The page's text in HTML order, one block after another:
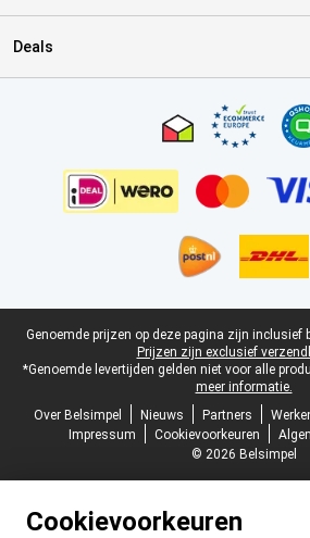
Deals
Juridische voettekst
Genoemde prijzen op deze pagina zijn inclusief
Prijzen zijn exclusief
*Genoemde levertijden gelden niet voor alle
meer informatie.
Over Belsimpel
Nieuws Partners
Impressum
Cookievoorkeuren
© 2026 Belsimpel
Cookievoorkeuren